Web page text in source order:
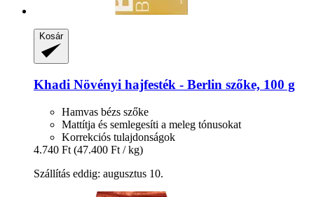
Kosár
Khadi Növényi hajfesték -​ Berlin szőke, 100 g
Hamvas bézs szőke
Mattítja és semlegesíti a meleg tónusokat
Korrekciós tulajdonságok
4.740 Ft (47.400 Ft / kg)
Szállítás eddig: augusztus 10.